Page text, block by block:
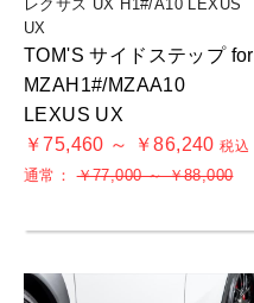
レクサス UX H1#/A10 LEXUS
UX
TOM'S サイドステップ for
MZAH1#/MZAA10
LEXUS UX
￥75,460 ～ ￥86,240税込
通常：￥77,000 ～ ￥88,000